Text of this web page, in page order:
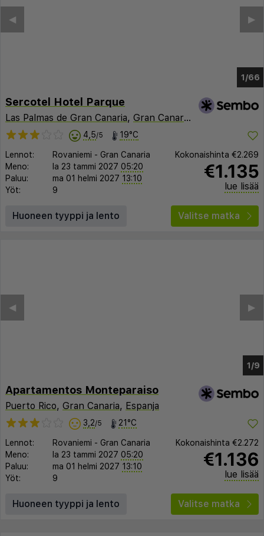
1/60
▶︎
◀︎
Sercotel Hotel Parque
Las Palmas de Gran Canaria, Gran Canaria
4,5/5 19°C
Lennot: Rovaniemi - Gran Canaria
Meno:
la 23 tammi 2027 05:20
Paluu:
ma 01 helmi 2027 13:10
Yöt:
9
Kokonaishinta €2.269
€1.135
lue lisää
Huoneen tyyppi ja lento Valitse matka
Apartamentos Monteparaiso
Puerto Rico, Gran Canaria, Espanja
3,2/5 21°C
Lennot: Rovaniemi - Gran Canaria
Meno:
la 23 tammi 2027 05:20
Paluu:
ma 01 helmi 2027 13:10
Yöt:
9
Kokonaishinta €2.272
€1.136
lue lisää
Huoneen tyyppi ja lento Valitse matka